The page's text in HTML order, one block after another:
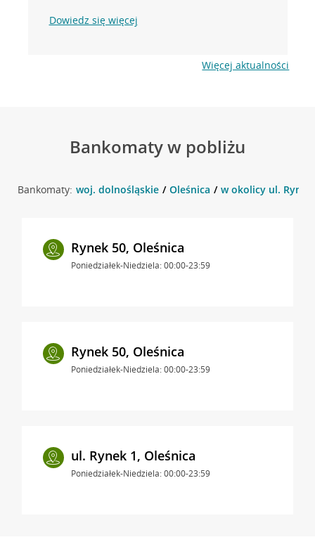
Dowiedz się więcej
Więcej aktualności
Bankomaty w pobliżu
Bankomaty: woj. dolnośląskie Oleśnica w okolicy ul. Rynek
Rynek 50, Oleśnica
Poniedziałek-Niedziela: 00:00-23:59
Rynek 50, Oleśnica
Poniedziałek-Niedziela: 00:00-23:59
ul. Rynek 1, Oleśnica
Poniedziałek-Niedziela: 00:00-23:59